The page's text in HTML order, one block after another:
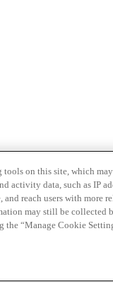
on this site, which
activity data, such as IP
and reach users with
may still be collected
the “Manage Cookie